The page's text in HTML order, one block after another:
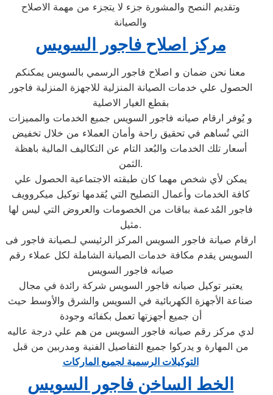
وتقديم النصح والمشورة جزء لا يتجزء من مهمة الاصلاح
والصيانة
مركز اصلاح فاجور السويس
معنا نحن ضمان و اصلاح فاجور الرسمي بالسويس يمكنكم
الحصول علي خدمات الصيانة المنزلية للاجهزة المنزلية فاجور
بقطع الغيار الاصلية
و يُوفر ارقام صيانه فاجور السويس جميع الخدمات والمميزات
التي تُساهم في تحقيق راحة وأمان العملاء من خلال تخفيض
أسعار تلك الخدمات والبُعد التام عن التكاليف المالية باهظة
الثمن.
يمكن لأي شخص مهما كان طبقته الاجتماعية الحصول علي
كافة الخدمات وأعمال التصليح التي يُقدمها توكيل ميكروويف
فاجور المُدعمة بباقات من الخصومات والعروض التي ليس لها
مثيل.
ارقام صيانة فاجور السويس المركز الرئيسي لـصيانة فاجور فى
السويس يقدم مكافة خدمات الصيانة الشاملة لكل عملاء رقم
صيانه فاجور السويس
يعتبر توكيل صيانه فاجور السويس شركة رائدة في مجال
صناعة الأجهزة الكهربائية في السويس والشرق والأوسط حيث
أن جميع أجهزتها تعمل بكفائه وجودة
لدي مركز رقم صيانه فاجور السويس من هم علي درجة عاليه
من المهارة و يدركوا جميع التفاصيل الفنية ومدربين من قبل
التوكيلات الرسمية لجميع الماركات
الخط الساخن فاجور السويس